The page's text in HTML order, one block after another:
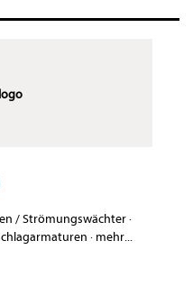
/ Strömungswächter·
· mehr...